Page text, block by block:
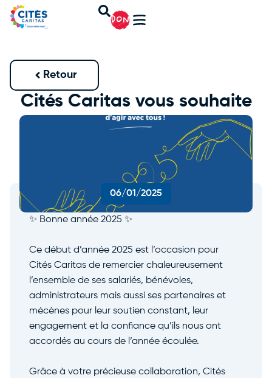
DON
Retour
Cités Caritas vous souhaite
une bonne année 2025 !
06/01/2025
✨ Bonne année 2025 ✨
Ce début d’année 2025 est l’occasion pour
Cités Caritas de remercier chaleureusement
l’ensemble de ses salariés, bénévoles,
administrateurs mais aussi ses partenaires et
mécènes pour leur soutien constant, leur
engagement et la confiance qu’ils nous ont
accordés au cours de l’année écoulée.
Grâce à votre précieuse collaboration, Cités